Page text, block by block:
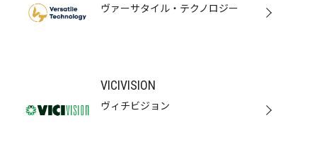
ヴァーサタイル・テクノロジー
VICIVISION
ヴィチビジョン